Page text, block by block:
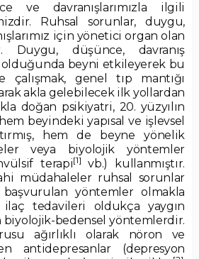
ve davranışlarımızla ilgili
Ruhsal sorunlar, duygu,
için yönetici organ olan
Duygu, düşünce, davranış
olduğunda beyni etkileyerek bu
çalışmak, genel tıp mantığı
akla gelebilecek ilk yollardan
doğan psikiyatri, 20. yüzyılın
beyindeki yapısal ve işlevsel
hem de beyne yönelik
veya biyolojik yöntemler
terapi[1]
vb.) kullanmıştır.
müdahaleler ruhsal sorunlar
yöntemler olmakla
ilaç tedavileri oldukça yaygın
biyolojik-bedensel yöntemlerdir.
ağırlıklı olarak nöron ve
antidepresanlar (depresyon